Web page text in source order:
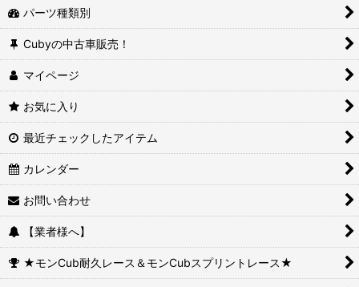
パーツ種類別
Cubyの中古車販売！
マイページ
お気に入り
最近チェックしたアイテム
カレンダー
お問い合わせ
【業者様へ】
★モンCub耐久レース＆モンCubスプリントレース★